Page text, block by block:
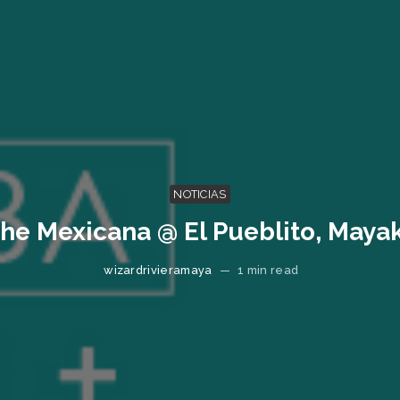
NOTICIAS
Mexicana @ El Pueblito,
wizardrivieramaya — 1 min read